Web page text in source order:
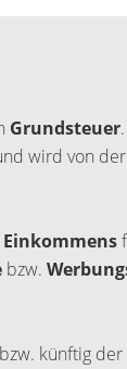
Grundsteuer
wird von
bzw.
künftig der